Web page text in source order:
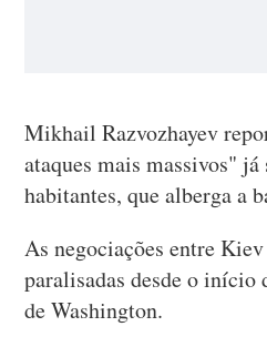
Mikhail Razvozhayev
ataques mais massivos"
habitantes, que alberga a
As negociações entre
paralisadas desde o início
de Washington.